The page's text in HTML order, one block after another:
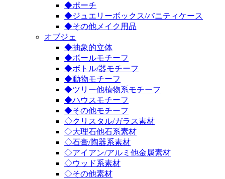
◆ポーチ
◆ジュエリーボックス/バニティケース
◆その他メイク用品
オブジェ
◆抽象的立体
◆ボールモチーフ
◆ボトル/器モチーフ
◆動物モチーフ
◆ツリー他植物系モチーフ
◆ハウスモチーフ
◆その他モチーフ
◇クリスタル/ガラス素材
◇大理石他石系素材
◇石膏/陶器系素材
◇アイアン/アルミ他金属素材
◇ウッド系素材
◇その他素材